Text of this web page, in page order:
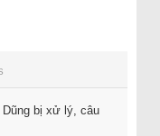
Dũng bị xử lý, câu